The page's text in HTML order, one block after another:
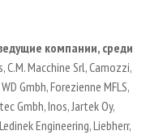
компании, среди
C.M. Macchine Srl, Camozzi,
Gmbh, Forezienne MFLS,
Gmbh, Inos, Jartek Oy,
Engineering, Liebherr,